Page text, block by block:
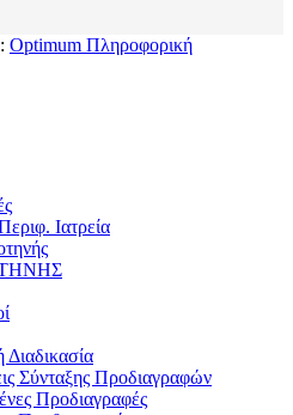
Optimum Πληροφορική
Ιατρεία
Σύνταξης Προδιαγραφών
Προδιαγραφές